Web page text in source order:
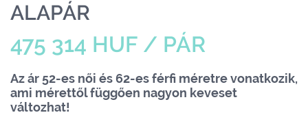
ALAPÁR
475 314 HUF / PÁR
Az ár 52-es női és 62-es férfi méretre vonatkozik,
ami mérettől függően nagyon keveset
változhat!